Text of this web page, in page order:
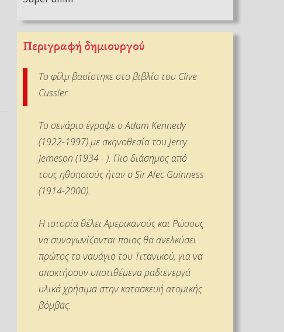
Περιγραφή δημιουργού
Το φίλμ βασίστηκε στο βιβλίο του Clive
Cussler.
Το σενάριο έγραψε ο Αdam Kennedy
(1922-1997) με σκηνοθεσία του Jerry
Jemeson (1934 - ). Πιο διάσημος από
τους ηθοποιούς ήταν ο Sir Alec Guinness
(1914-2000).
Η ιστορία θέλει Αμερικανούς και Ρώσους
να συναγωνίζονται ποιος θα ανελκύσει
πρώτος το ναυάγιο του Τιτανικού, για να
αποκτήσουν υποτιθέμενα ραδιενεργά
υλικά χρήσιμα στην κατασκευή ατομικής
βόμβας.